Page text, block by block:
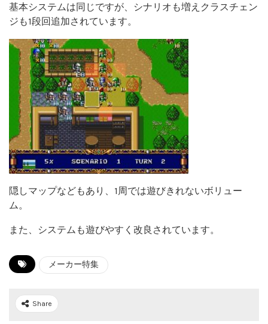
基本システムは同じですが、シナリオも増えクラスチェン
ジも1段回追加されています。
隠しマップなどもあり、1周では遊びきれないボリュー
ム。
また、システムも遊びやすく改良されています。
メーカー特集
Share